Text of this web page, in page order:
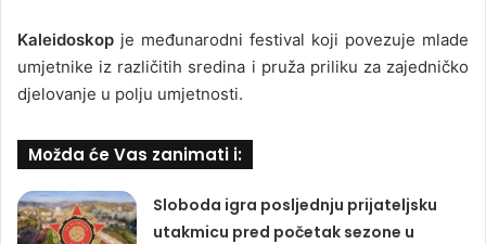
Kaleidoskop je međunarodni festival koji povezuje mlade
umjetnike iz različitih sredina i pruža priliku za zajedničko
djelovanje u polju umjetnosti.
Možda će Vas zanimati i:
Sloboda igra posljednju prijateljsku
utakmicu pred početak sezone u